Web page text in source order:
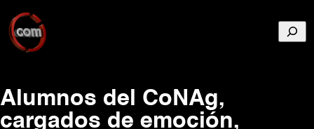
Alumnos del CoNAg,
cargados de emoción,